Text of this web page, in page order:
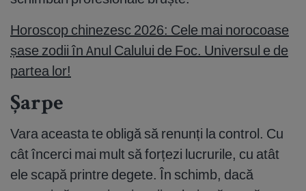
Horoscop chinezesc 2026: Cele mai norocoase
șase zodii în Anul Calului de Foc. Universul e de
partea lor!
Șarpe
Vara aceasta te obligă să renunți la control. Cu
cât încerci mai mult să forțezi lucrurile, cu atât
ele scapă printre degete. În schimb, dacă